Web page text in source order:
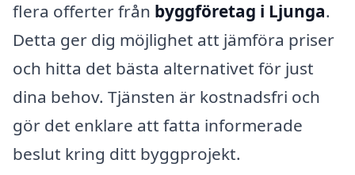
flera offerter från byggföretag i Ljunga.
Detta ger dig möjlighet att jämföra priser
och hitta det bästa alternativet för just
dina behov. Tjänsten är kostnadsfri och
gör det enklare att fatta informerade
beslut kring ditt byggprojekt.